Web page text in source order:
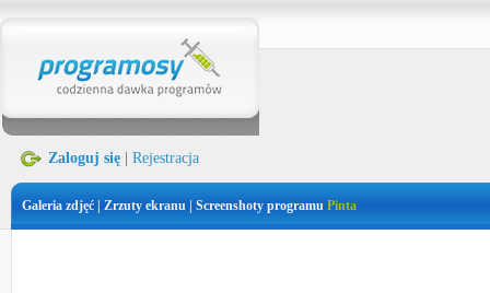
Zaloguj się Rejestracja
Galeria zdjęć | Zrzuty ekranu | Screenshoty programu Pinta